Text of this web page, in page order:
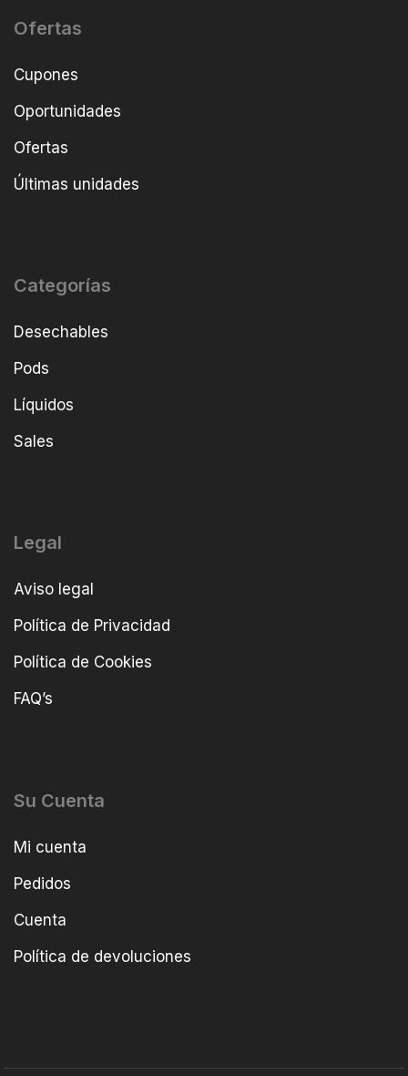
Ofertas
Cupones
Oportunidades
Ofertas
Últimas unidades
Categorías
Desechables
Pods
Líquidos
Sales
Legal
Aviso legal
Política de Privacidad
Política de Cookies
FAQ’s
Su Cuenta
Mi cuenta
Pedidos
Cuenta
Política de devoluciones